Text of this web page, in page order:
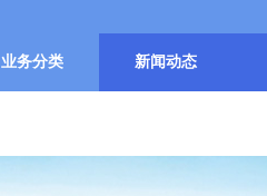
业务分类 新闻动态